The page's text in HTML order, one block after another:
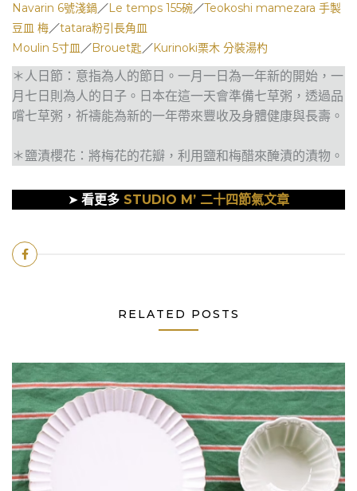
Navarin 6號淺鍋／Le temps 155碗／Teokoshi mamezara 手製
豆皿 梅／tatara粉引長角皿
Moulin 5寸皿／Brouet匙／Kurinoki栗木 分裝湯杓
＊人日節：意指為人的節日。一月一日為一年新的開始，一
月七日則為人的日子。日本在這一天會準備七草粥，透過品
嚐七草粥，祈禱能為新的一年帶來豐收及身體健康與長壽。
＊鹽漬櫻花：將梅花的花瓣，利用鹽和梅醋來醃漬的漬物。
➤ 看更多 STUDIO M’ 二十四節氣文章
RELATED POSTS